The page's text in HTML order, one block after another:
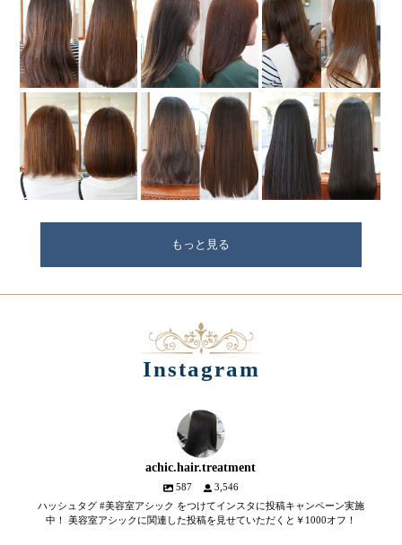
もっと見る
Instagram
achic.hair.treatment
587
3,546
ハッシュタグ #美容室アシック をつけてインスタに投稿キャンペーン実施
中！ 美容室アシックに関連した投稿を見せていただくと￥1000オフ！